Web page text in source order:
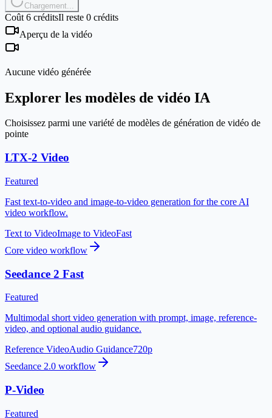
Chargement...
Coût 6 créditsIl reste 0 crédits
Aperçu de la vidéo
Aucune vidéo générée
Explorer les modèles de vidéo IA
Choisissez parmi une variété de modèles de génération de vidéo de
pointe
LTX-2 Video
Featured
Fast text-to-video and image-to-video generation for the core AI
video workflow.
Text to VideoImage to VideoFast
Core video workflow
Seedance 2 Fast
Featured
Multimodal short video generation with prompt, image, reference-
video, and optional audio guidance.
Reference VideoAudio Guidance720p
Seedance 2.0 workflow
P-Video
Featured